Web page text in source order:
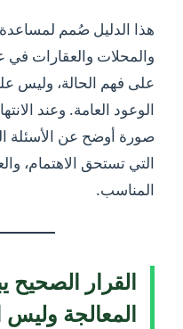
هذا الدليل صُمم
والمحلات والعقارات في
على فهم الحالة، وليس
الوعود العامة. وعند
صورة أوضح عن الأسئلة
التي تستحق الاهتمام،
المناسب.
القرار الصحيح
المعالجة وليس